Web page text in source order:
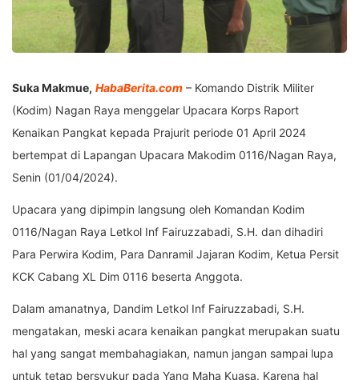
Suka Makmue, HabaBerita.com – Komando Distrik Militer
(Kodim) Nagan Raya menggelar Upacara Korps Raport
Kenaikan Pangkat kepada Prajurit periode 01 April 2024
bertempat di Lapangan Upacara Makodim 0116/Nagan Raya,
Senin (01/04/2024).
Upacara yang dipimpin langsung oleh Komandan Kodim
0116/Nagan Raya Letkol Inf Fairuzzabadi, S.H. dan dihadiri
Para Perwira Kodim, Para Danramil Jajaran Kodim, Ketua Persit
KCK Cabang XL Dim 0116 beserta Anggota.
Dalam amanatnya, Dandim Letkol Inf Fairuzzabadi, S.H.
mengatakan, meski acara kenaikan pangkat merupakan suatu
hal yang sangat membahagiakan, namun jangan sampai lupa
untuk tetap bersyukur pada Yang Maha Kuasa. Karena hal